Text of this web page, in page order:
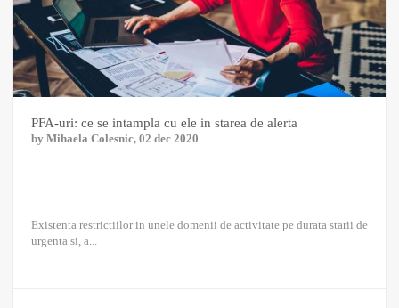
PFA-uri: ce se intampla cu ele in starea de alerta
by Mihaela Colesnic, 02 dec 2020
Existenta restrictiilor in unele domenii de activitate pe durata starii de
urgenta si, a...